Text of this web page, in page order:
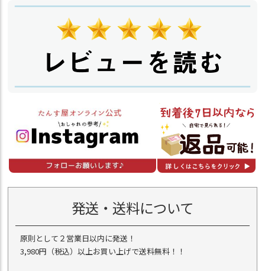
発送・送料について
原則として２営業日以内に発送！
3,980円（税込）以上お買い上げで送料無料！！